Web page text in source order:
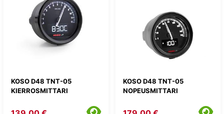
KOSO D48 TNT-05
KIERROSMITTARI
KOSO D48 TNT-05
NOPEUSMITTARI